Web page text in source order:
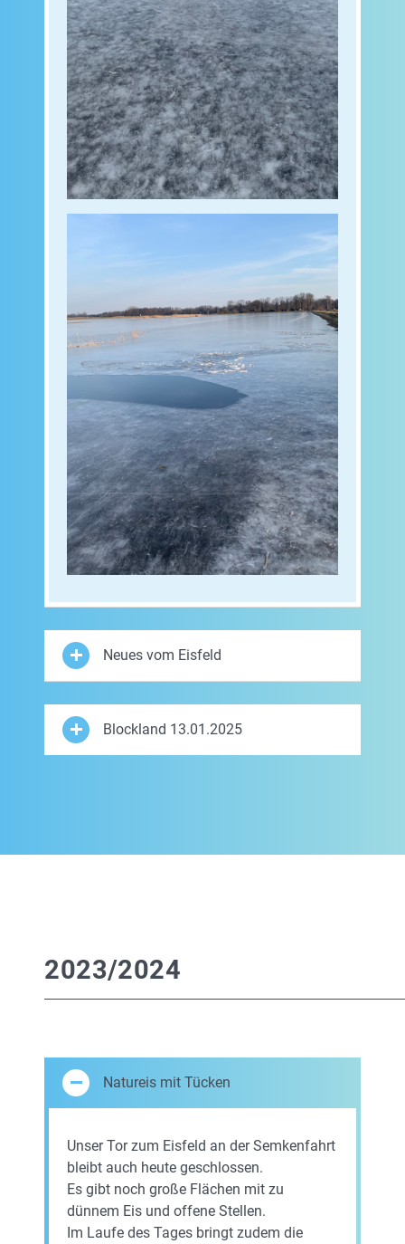
Neues vom Eisfeld
Blockland 13.01.2025
2023/2024
Natureis mit Tücken
Unser Tor zum Eisfeld an der Semkenfahrt
bleibt auch heute geschlossen.
Es gibt noch große Flächen mit zu
dünnem Eis und offene Stellen.
Im Laufe des Tages bringt zudem die